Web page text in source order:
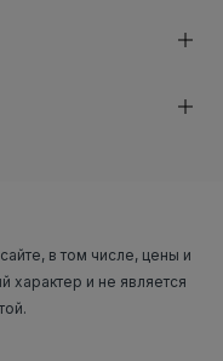
в том числе, цены и
характер и не является